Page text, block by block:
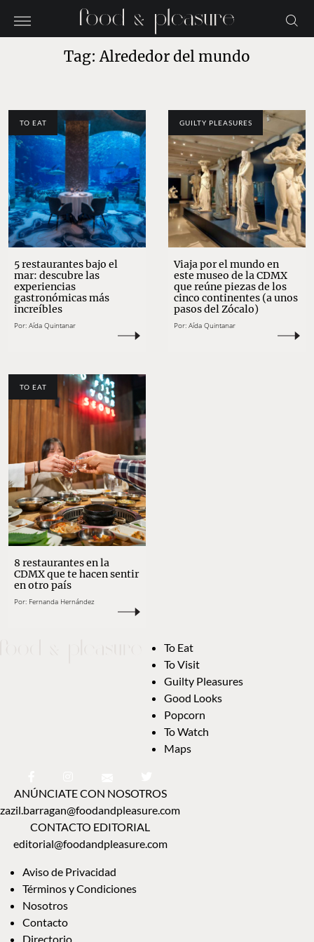
Tag: Alrededor del mundo
TO EAT
5 restaurantes bajo el
mar: descubre las
experiencias
gastronómicas más
increíbles
Por: Aída Quintanar
GUILTY PLEASURES
Viaja por el mundo en
este museo de la CDMX
que reúne piezas de los
cinco continentes (a unos
pasos del Zócalo)
Por: Aída Quintanar
TO EAT
8 restaurantes en la
CDMX que te hacen sentir
en otro país
Por: Fernanda Hernández
To Eat
To Visit
Guilty Pleasures
Good Looks
Popcorn
To Watch
Maps
ANÚNCIATE CON NOSOTROS
zazil.barragan@foodandpleasure.com
CONTACTO EDITORIAL
editorial@foodandpleasure.com
Aviso de Privacidad
Términos y Condiciones
Nosotros
Contacto
Directorio